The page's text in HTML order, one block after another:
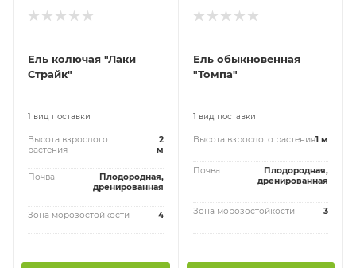
Ель колючая "Лаки
Страйк"
1 вид поставки
Высота взрослого
растения
2
м
Почва
Плодородная,
дренированная
Зона морозостойкости 4
Ель обыкновенная
"Томпа"
1 вид поставки
Высота взрослого растения1 м
Почва
Плодородная,
дренированная
Зона морозостойкости 3